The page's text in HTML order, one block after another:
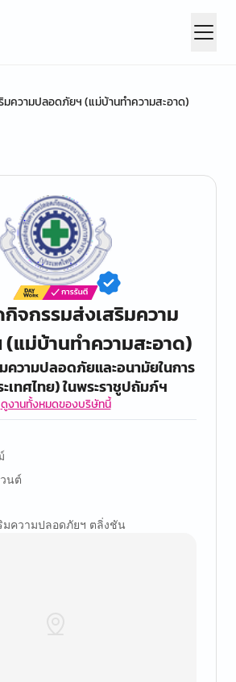
ความปลอดภัยฯ (แม่บ้านทำความสะอาด)
จกรรมส่งเสริมความ
แม่บ้านทำความสะอาด)
ความปลอดภัยและอนามัยในการ
เทศไทย) ในพระราชูปถัมภ์ฯ
ดูงานทั้งหมดของบริษัทนี้
นต์
มความปลอดภัยฯ ตลิ่งชัน